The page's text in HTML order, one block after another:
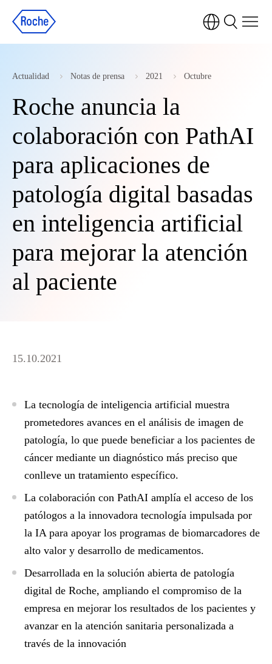
Actualidad Notas de prensa 2021 Octubre
Roche anuncia la
colaboración con PathAI
para aplicaciones de
patología digital basadas
en inteligencia artificial
para mejorar la atención
al paciente
15.10.2021
La tecnología de inteligencia artificial muestra
prometedores avances en el análisis de imagen de
patología, lo que puede beneficiar a los pacientes de
cáncer mediante un diagnóstico más preciso que
conlleve un tratamiento específico.
La colaboración con PathAI amplía el acceso de los
patólogos a la innovadora tecnología impulsada por
la IA para apoyar los programas de biomarcadores de
alto valor y desarrollo de medicamentos.
Desarrollada en la solución abierta de patología
digital de Roche, ampliando el compromiso de la
empresa en mejorar los resultados de los pacientes y
avanzar en la atención sanitaria personalizada a
través de la innovación